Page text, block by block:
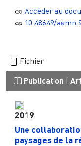
Accèder au
10.48649/
Fichier
Publication
2019
Une
paysages de la